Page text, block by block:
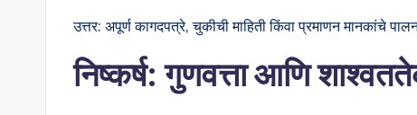
उत्तर: अपूर्ण कागदपत्रे, चुकीची माहिती किंवा प्रमाणन मानकांचे
निष्कर्ष: गुणवत्ता आणि